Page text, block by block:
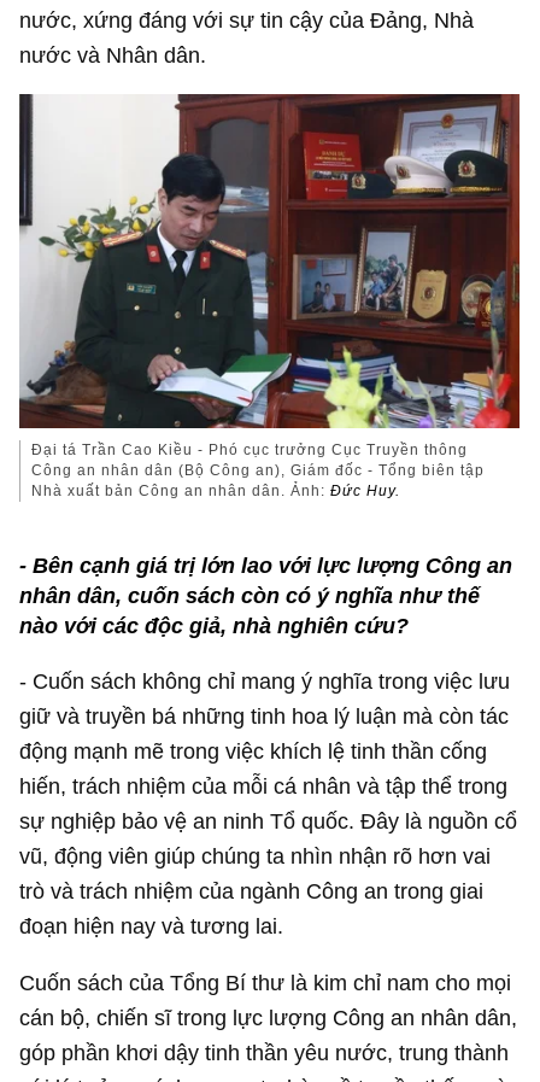
nước, xứng đáng với sự tin cậy của Đảng, Nhà
nước và Nhân dân.
Đại tá Trần Cao Kiều - Phó cục trưởng Cục Truyền thông
Công an nhân dân (Bộ Công an), Giám đốc - Tổng biên tập
Nhà xuất bản Công an nhân dân. Ảnh:Đức Huy.
- Bên cạnh giá trị lớn lao với lực lượng Công an
nhân dân, cuốn sách còn có ý nghĩa như thế
nào với các độc giả, nhà nghiên cứu?
- Cuốn sách không chỉ mang ý nghĩa trong việc lưu
giữ và truyền bá những tinh hoa lý luận mà còn tác
động mạnh mẽ trong việc khích lệ tinh thần cống
hiến, trách nhiệm của mỗi cá nhân và tập thể trong
sự nghiệp bảo vệ an ninh Tổ quốc. Đây là nguồn cổ
vũ, động viên giúp chúng ta nhìn nhận rõ hơn vai
trò và trách nhiệm của ngành Công an trong giai
đoạn hiện nay và tương lai.
Cuốn sách của Tổng Bí thư là kim chỉ nam cho mọi
cán bộ, chiến sĩ trong lực lượng Công an nhân dân,
góp phần khơi dậy tinh thần yêu nước, trung thành